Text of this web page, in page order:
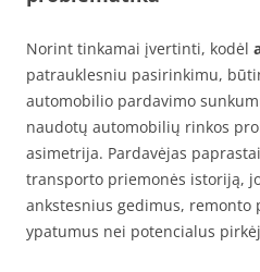
Norint tinkamai įvertinti, kodėl
patrauklesniu pasirinkimu,
automobilio pardavimo
naudotų automobilių rinkos
asimetrija. Pardavėjas
transporto priemonės istoriją,
ankstesnius gedimus, remonto
ypatumus nei potencialus